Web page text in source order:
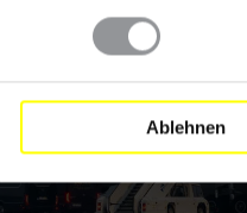
Ablehnen